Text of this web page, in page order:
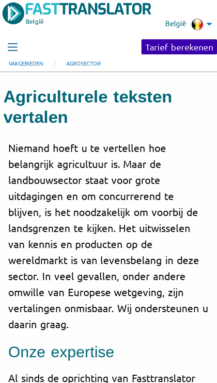
België België
Tarief berekenen
VAKGEBIEDEN AGROSECTOR
Agriculturele teksten
vertalen
Niemand hoeft u te vertellen hoe
belangrijk agricultuuris. Maar de
landbouwsector staat voor grote
uitdagingen en om concurrerend te
blijven, is het noodzakelijk om voorbij de
landsgrenzen te kijken. Het uitwisselen
van kennis en producten op de
wereldmarkt is van levensbelang in deze
sector. In veel gevallen, onder andere
omwille van Europese wetgeving, zijn
vertalingen onmisbaar. Wij ondersteunen u
daarin graag.
Onze expertise
Al sinds de oprichting van Fasttranslator